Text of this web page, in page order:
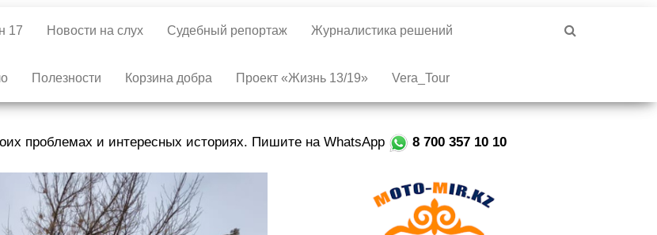
17 Новости на слух Судебный репортаж Журналистика решений
Полезности Корзина добра Проект «Жизнь 13/19» Vera_Tour
проблемах и интересных историях. Пишите на WhatsApp 8 700 357 10 10